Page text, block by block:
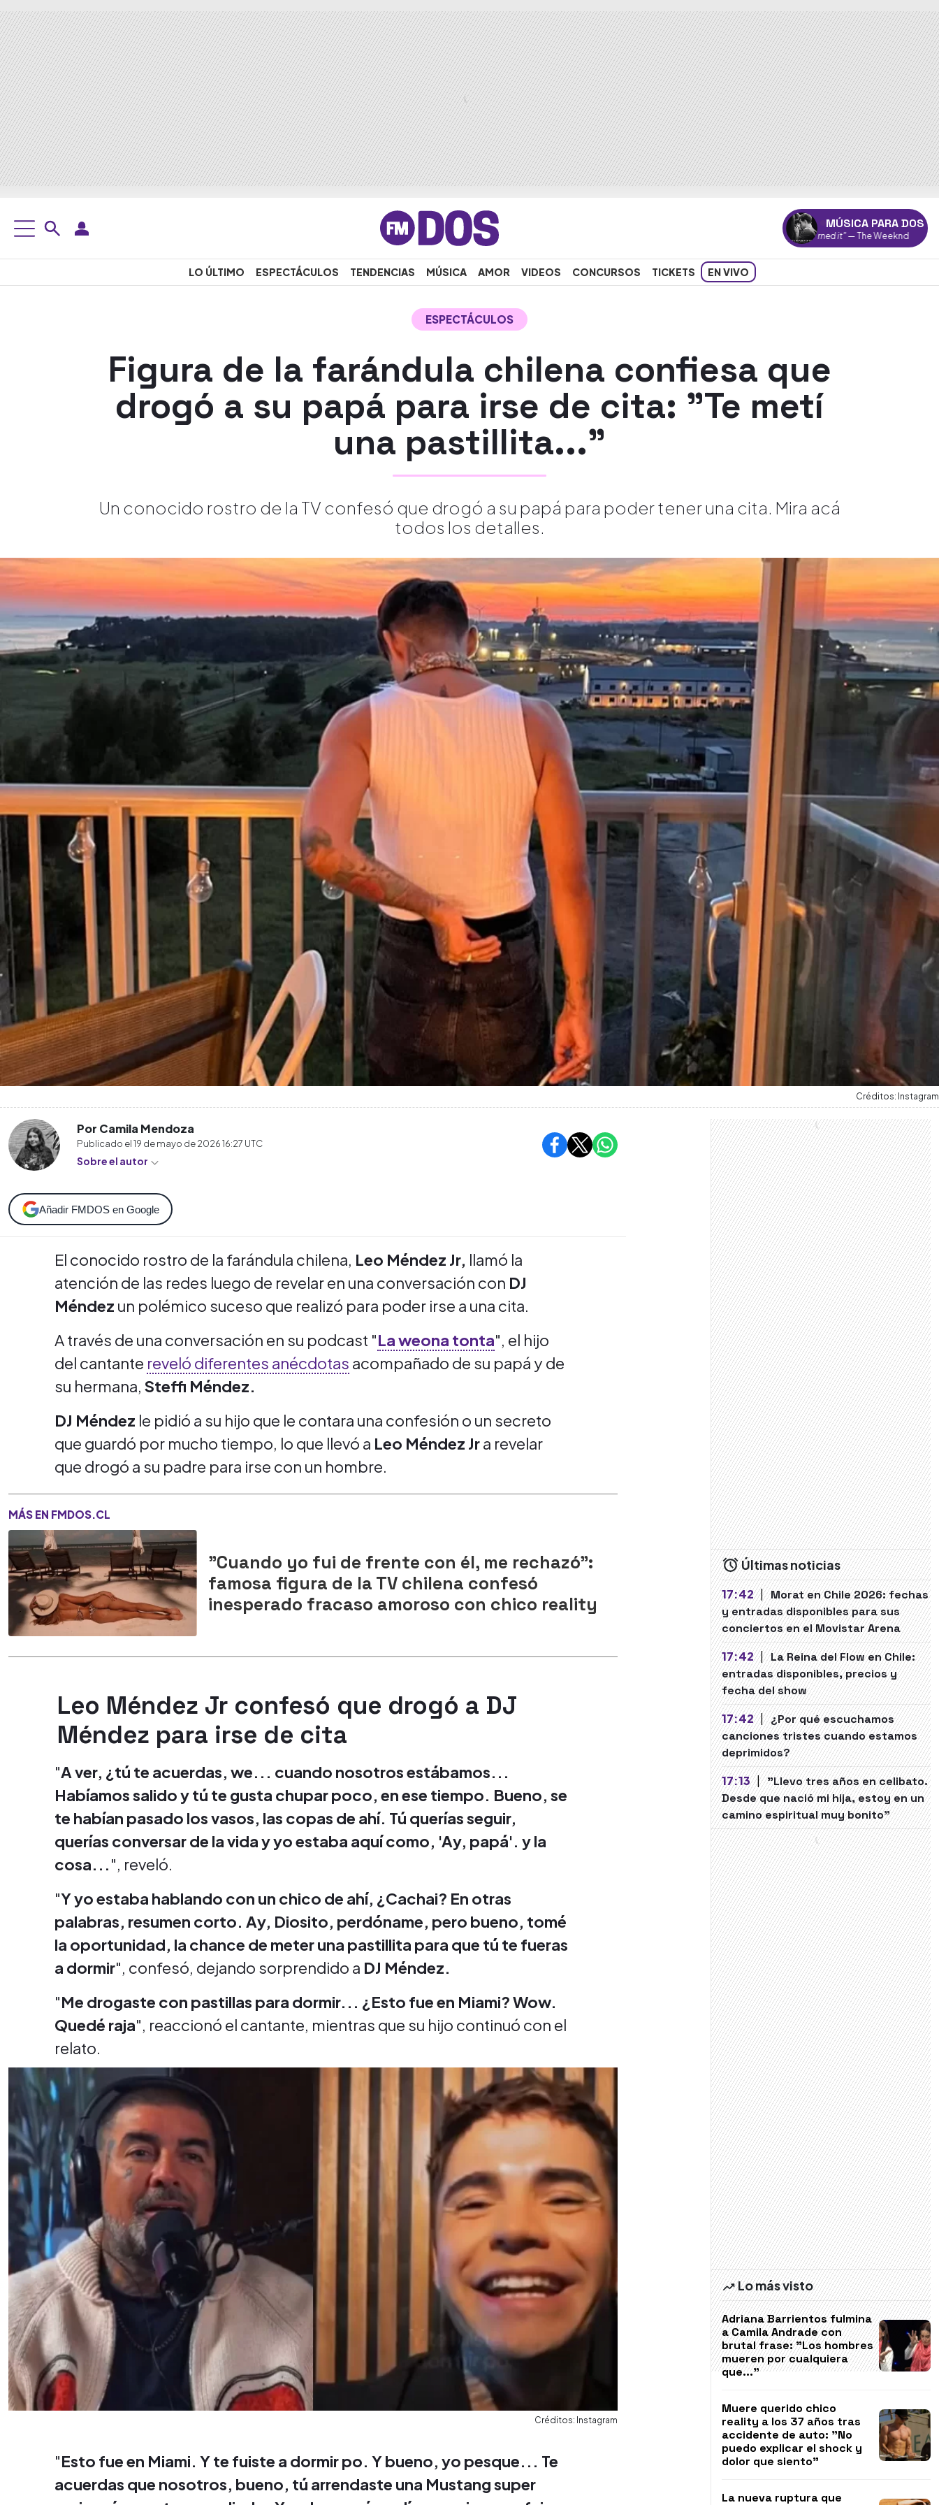
MÚSICA PARA DOS
"Earned it"— The Weeknd
LO ÚLTIMO ESPECTÁCULOS TENDENCIAS MÚSICA AMOR VIDEOS CONCURSOS TICKETS EN VIVO
ESPECTÁCULOS
Figura de la farándula chilena confiesa que
drogó a su papá para irse de cita: "Te metí
una pastillita..."
Un conocido rostro de la TV confesó que drogó a su papá para poder tener una cita. Mira acá
todos los detalles.
Créditos: Instagram
Por Camila Mendoza
Publicado el19 de mayo de 2026 16:27 UTC
Sobre el autor
Añadir FMDOS en Google
El conocido rostro de la farándula chilena, Leo Méndez Jr, llamó la
atención de las redes luego de revelar en una conversación con DJ
Méndez un polémico suceso que realizó para poder irse a una cita.
A través de una conversación en su podcast "La weona tonta", el hijo
del cantante reveló diferentes anécdotas acompañado de su papá y de
su hermana, Steffi Méndez.
DJ Méndez le pidió a su hijo que le contara una confesión o un secreto
que guardó por mucho tiempo, lo que llevó a Leo Méndez Jra revelar
que drogó a su padre para irse con un hombre.
MÁS EN FMDOS.CL
"Cuando yo fui de frente con él, me rechazó":
famosa figura de la TV chilena confesó
inesperado fracaso amoroso con chico reality
Leo Méndez Jr confesó que drogó a DJ
Méndez para irse de cita
"A ver, ¿tú te acuerdas, we... cuando nosotros estábamos...
Habíamos salido y tú te gusta chupar poco, en ese tiempo. Bueno, se
te habían pasado los vasos, las copas de ahí. Tú querías seguir,
querías conversar de la vida y yo estaba aquí como, 'Ay, papá'. y la
cosa...", reveló.
"Y yo estaba hablando con un chico de ahí, ¿Cachai? En otras
palabras, resumen corto. Ay, Diosito, perdóname, pero bueno, tomé
la oportunidad, la chance de meter una pastillita para que tú te fueras
a dormir", confesó, dejando sorprendido a DJ Méndez.
"Me drogaste con pastillas para dormir... ¿Esto fue en Miami? Wow.
Quedé raja", reaccionó el cantante, mientras que su hijo continuó con el
relato.
Créditos: Instagram
"Esto fue en Miami. Y te fuiste a dormir po. Y bueno, yo pesque... Te
acuerdas que nosotros, bueno, tú arrendaste una Mustang super
Últimas noticias
17:42 | Morat en Chile 2026: fechas
y entradas disponibles para sus
conciertos en el Movistar Arena
17:42 | La Reina del Flow en Chile:
entradas disponibles, precios y
fecha del show
17:42 | ¿Por qué escuchamos
canciones tristes cuando estamos
deprimidos?
17:13 | "Llevo tres años en celibato.
Desde que nació mi hija, estoy en un
camino espiritual muy bonito"
Lo más visto
Adriana Barrientos fulmina
a Camila Andrade con
brutal frase: "Los hombres
mueren por cualquiera
que..."
Muere querido chico
reality a los 37 años tras
accidente de auto: "No
puedo explicar el shock y
dolor que siento"
La nueva ruptura que